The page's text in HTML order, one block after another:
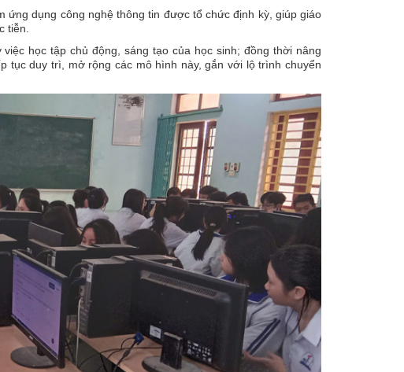
ứng dụng công nghệ thông tin được tổ chức định kỳ, giúp giáo
tiễn.
học tập chủ động, sáng tạo của học sinh; đồng thời nâng
tục duy trì, mở rộng các mô hình này, gắn với lộ trình chuyển